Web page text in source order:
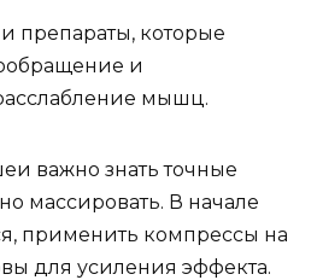
препараты, которые
и
мышц.
важно знать точные
массировать. В начале
применить компрессы на
для усиления эффекта.